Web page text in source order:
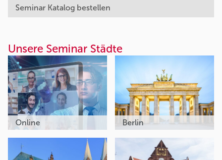
Seminar Katalog bestellen
Unsere Seminar Städte
Online Berlin